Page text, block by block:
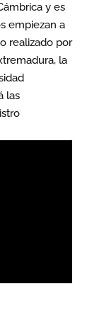
y es
empiezan a
realizado por
la
las